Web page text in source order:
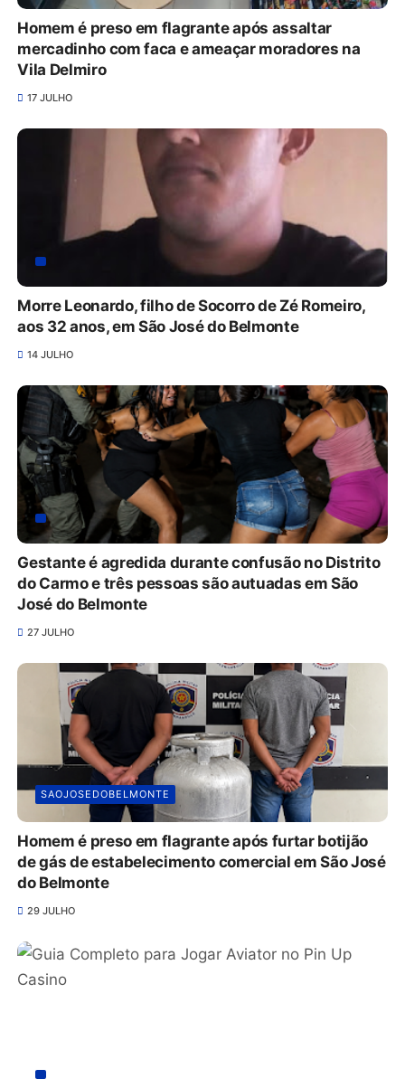
Homem é preso em flagrante após assaltar
mercadinho com faca e ameaçar moradores na
Vila Delmiro
17 JULHO
Morre Leonardo, filho de Socorro de Zé Romeiro,
aos 32 anos, em São José do Belmonte
14 JULHO
Gestante é agredida durante confusão no Distrito
do Carmo e três pessoas são autuadas em São
José do Belmonte
27 JULHO
SAOJOSEDOBELMONTE
Homem é preso em flagrante após furtar botijão
de gás de estabelecimento comercial em São José
do Belmonte
29 JULHO